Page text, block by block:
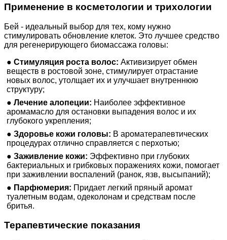
Применение в косметологии и трихологии
Бей - идеальный выбор для тех, кому нужно
стимулировать обновление клеток. Это лучшее средство
для регенерирующего биомассажа головы:
● Стимуляция роста волос: Активизирует обмен
веществ в ростовой зоне, стимулирует отрастание
новых волос, утолщает их и улучшает внутреннюю
структуру;
● Лечение алопеции: Наиболее эффективное
аромамасло для остановки выпадения волос и их
глубокого укрепления;
● Здоровье кожи головы: В ароматерапевтических
процедурах отлично справляется с перхотью;
● Заживление кожи: Эффективно при глубоких
бактериальных и грибковых поражениях кожи, помогает
при заживлении воспалений (ранок, язв, высыпаний);
● Парфюмерия: Придает легкий пряный аромат
туалетным водам, одеколонам и средствам после
бритья.
Терапевтические показания